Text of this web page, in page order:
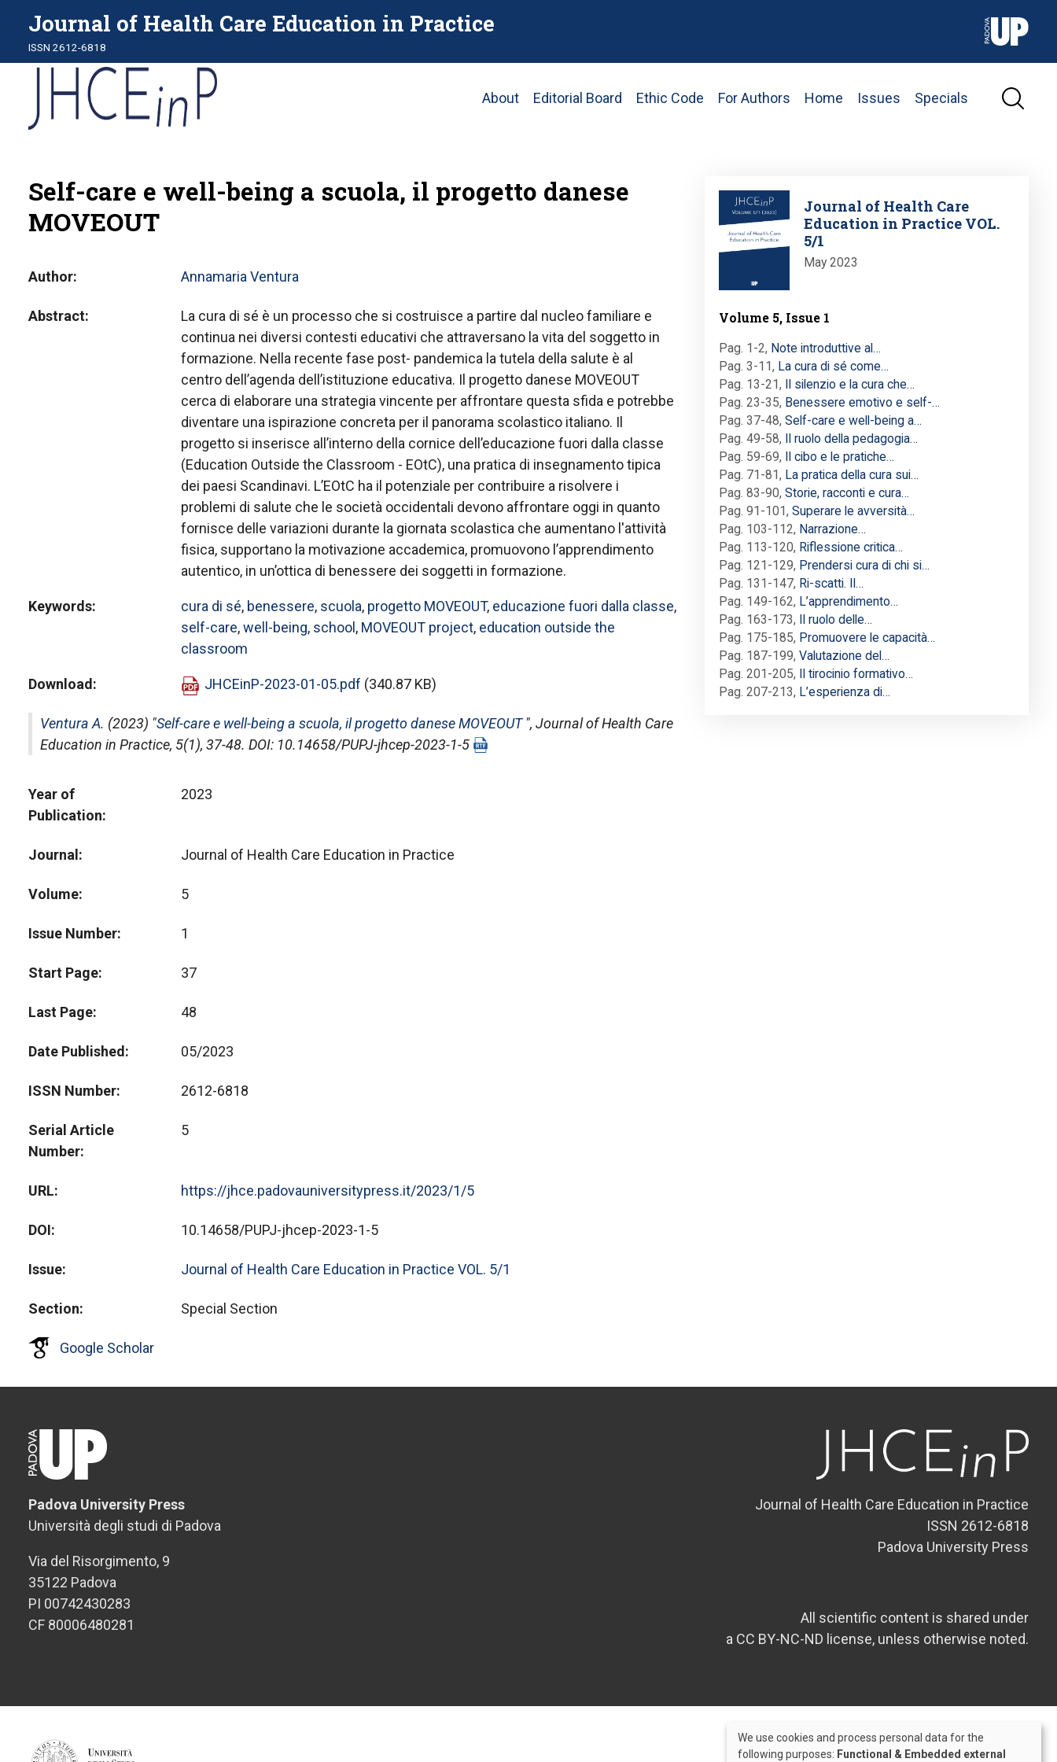
Journal of Health Care Education in Practice
ISSN 2612-6818
Main
About Editorial Board Ethic Code For Authors Home Issues Specials
Self-care e well-being a scuola, il progetto danese
MOVEOUT
Author Annamaria Ventura
Abstract
La cura di sé è un processo che si costruisce a partire dal nucleo familiare e
continua nei diversi contesti educativi che attraversano la vita del soggetto in
formazione. Nella recente fase post- pandemica la tutela della salute è al
centro dell’agenda dell’istituzione educativa. Il progetto danese MOVEOUT
cerca di elaborare una strategia vincente per affrontare questa sfida e potrebbe
diventare una ispirazione concreta per il panorama scolastico italiano. Il
progetto si inserisce all’interno della cornice dell’educazione fuori dalla classe
(Education Outside the Classroom - EOtC), una pratica di insegnamento tipica
dei paesi Scandinavi. L’EOtC ha il potenziale per contribuire a risolvere i
problemi di salute che le società occidentali devono affrontare oggi in quanto
fornisce delle variazioni durante la giornata scolastica che aumentano l'attività
fisica, supportano la motivazione accademica, promuovono l’apprendimento
autentico, in un’ottica di benessere dei soggetti in formazione.
Keywords cura di sé, benessere, scuola, progetto MOVEOUT, educazione fuori dalla classe,
self-care,well-being, school , MOVEOUT project, education outside the
classroom
Download JHCEinP-2023-01-05.pdf (340.87 KB)
Ventura A. (2023) "Self-care e well-being a scuola, il progetto danese MOVEOUT", Journal of Health Care
Education in Practice, 5(1), 37-48. DOI: 10.14658/PUPJ-jhcep-2023-1-5
Year of
Publication
2023
Journal Journal of Health Care Education in Practice
Volume 5
Issue Number 1
Start Page 37
Last Page 48
Date Published 05/2023
ISSN Number 2612-6818
Serial Article
Number
5
URL https://jhce.padovauniversitypress.it/2023/1/5
DOI 10.14658/PUPJ-jhcep-2023-1-5
Issue Journal of Health Care Education in Practice VOL. 5/1
Section Special Section
Google Scholar
Image
Journal of Health Care
Education in Practice VOL.
5/1
May 2023
Volume 5, Issue 1
Pag. 1-2, Note introduttive al…
Pag. 3-11, La cura di sé come…
Pag. 13-21,
Il silenzio e la cura che…
Pag. 23-35, Benessere emotivo e self-…
Pag. 37-48, Self-care e well-being a…
Pag. 49-58,
Il ruolo della pedagogia…
Pag. 59-69,
Il cibo e le pratiche…
Pag. 71-81, La pratica della cura sui…
Pag. 83-90, Storie, racconti e cura…
Pag. 91-101, Superare le avversità…
Pag. 103-112, Narrazione…
Pag. 113-120, Riflessione critica…
Pag. 121-129, Prendersi cura di chi si…
Pag. 131-147, Ri-scatti. Il…
Pag. 149-162, L’apprendimento…
Pag. 163-173,
Il ruolo delle…
Pag. 175-185, Promuovere le capacità…
Pag. 187-199, Valutazione del…
Pag. 201-205,
Il tirocinio formativo…
Pag. 207-213, L’esperienza di…
Padova University Press
Università degli studi di Padova
Via del Risorgimento, 9
35122 Padova
PI 00742430283
CF 80006480281
Journal of Health Care Education in Practice
ISSN 2612-6818
Padova University Press
All scientific content is shared under
a CC BY-NC-ND license, unless otherwise noted.
Use
We use cookies and process personal data for the
following purposes: Functional & Embedded external